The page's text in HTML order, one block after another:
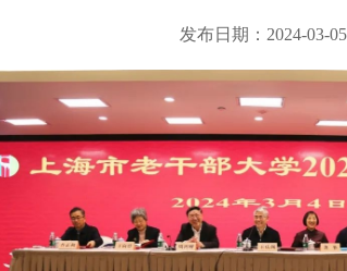
发布日期：2024-03-05